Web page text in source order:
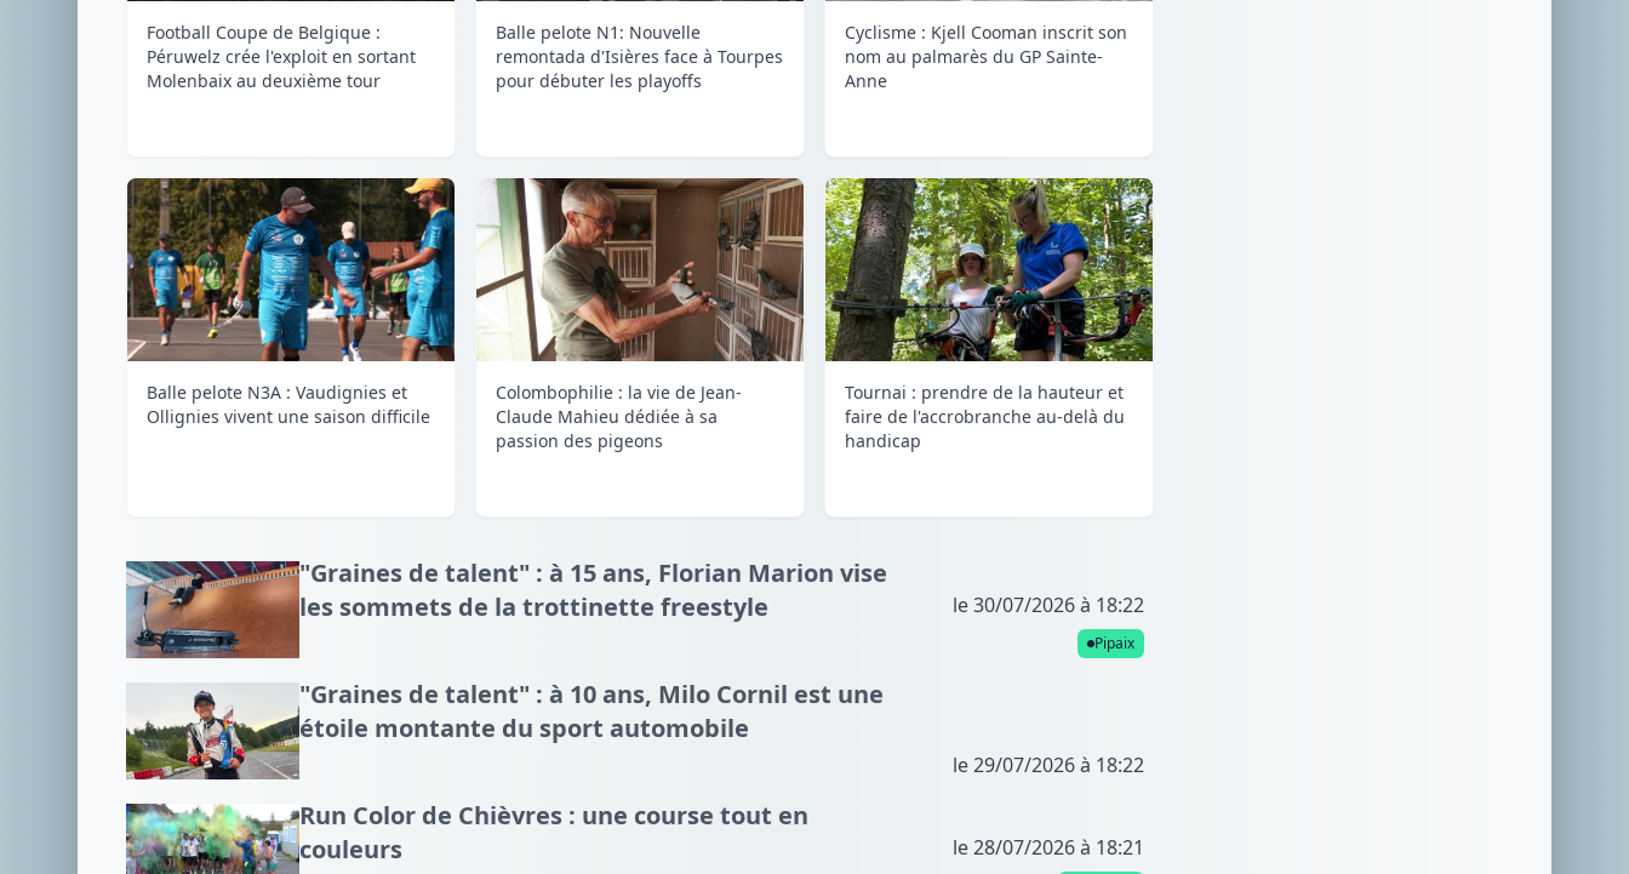
Football Coupe de Belgique :
Péruwelz crée l'exploit en sortant
Molenbaix au deuxième tour
Balle pelote N1: Nouvelle
remontada d'Isières face à Tourpes
pour débuter les playoffs
Cyclisme : Kjell Cooman inscrit son
nom au palmarès du GP Sainte-
Anne
Balle pelote N3A : Vaudignies et
Ollignies vivent une saison difficile
Colombophilie : la vie de Jean-
Claude Mahieu dédiée à sa
passion des pigeons
Tournai : prendre de la hauteur et
faire de l'accrobranche au-delà du
handicap
"Graines de talent" : à 15 ans, Florian Marion vise
les sommets de la trottinette freestyle
le 30/07/2026 à 18:22
Pipaix
"Graines de talent" : à 10 ans, Milo Cornil est une
étoile montante du sport automobile
le 29/07/2026 à 18:22
Run Color de Chièvres : une course tout en
couleurs
le 28/07/2026 à 18:21